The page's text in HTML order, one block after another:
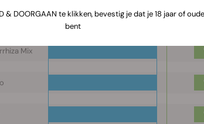
Mix
& DOORGAAN te klikken, bevestig je dat je 18 jaar of
bent